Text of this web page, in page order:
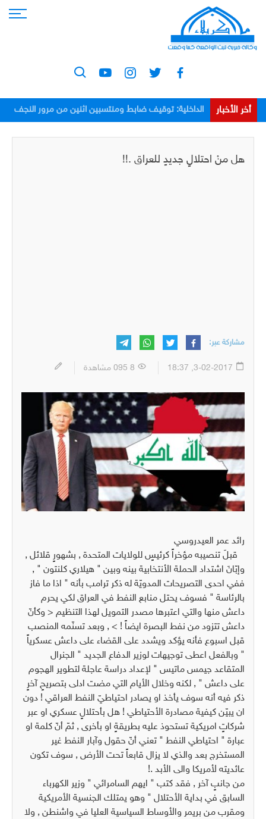
أخر الأخبار
الداخلية: توقيف ضابط ومنتسبين اثنين من مرور النجف
هل منْ احتلالٍ جديدٍ للعراق .!!
مشاركة عبر:
رائد عمر العيدروسي
قبلَ تنصيبه مؤخراً كرئيسٍ للولايات المتحدة , بشهورٍ قلائل ,
وإبّانَ اشتداد الحملة الأنتخابية بينه وبين " هيلاري كلنتون " ,
ففي احدى التصريحات المدويّة له ذكر ترامب بأنه " اذا ما فاز
بالرئاسة " فسوف يحتل منابع النفط في العراق لكي يحرم
داعش منها والتي اعتبرها مصدر التمويل لهذا التنظيم < وكأنّ
داعش تتزود من نفط البصرة ايضاً ! > , وبعد تسنّمه المنصب
قبل اسبوع فأنه يؤكد ويشدد على القضاء على داعش عسكرياً
" وبالفعل اعطى توجيهات لوزير الدفاع الجديد " الجنرال
المتقاعد جيمس ماتيس " لإعداد دراسة عاجلة لتطوير الهجوم
على داعش " , لكنه وخلال الأيام التي مضت ادلى بتصريحٍ آخرٍ
ذكر فيه أنه سوف يأخذ او يصادر احتياطيّ النفط العراقي ! دون
ان يبيّن كيفية مصادرة الأحتياطي ! هل بأحتلالٍ عسكري او عبر
شركاتٍ امريكية تستحوذ عليه بطريقةٍ او بأخرى , ثمّ أنّ كلمة او
عبارة " احتياطي النفط " تعني أنّ حقول وآبار النفط غير
المستخرج بعد والذي لا يزال قابعاً تحت الأرض , سوف تكون
عائديته لأمريكا والى الأبد .!
من جانبٍ آخر , فقد كتب " ايهم السامرائي " وزير الكهرباء
السابق في بداية الأحتلال " وهو يمتلك الجنسية الأمريكية
ومقرب من بريمر والأوساط السياسية العليا في واشنطن , ولا